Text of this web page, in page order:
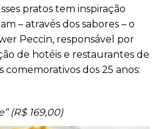
pratos tem inspiração
– através dos sabores – o
Peccin, responsável por
de hotéis e restaurantes de
comemorativos dos 25 anos:
(R$ 169,00)